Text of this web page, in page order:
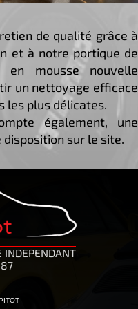
de qualité grâce à
et à notre portique de
en mousse nouvelle
un nettoyage efficace
les plus délicates.
également, une
sur le site.
INDEPENDANT